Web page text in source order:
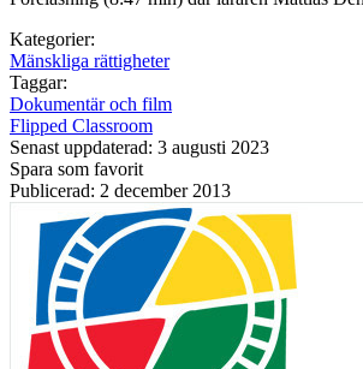
Kategorier:
Mänskliga rättigheter
Taggar:
Dokumentär och film
Flipped Classroom
Senast uppdaterad: 3 augusti 2023
Spara som favorit
Publicerad: 2 december 2013